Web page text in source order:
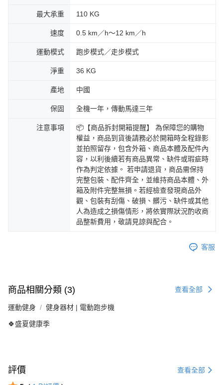
最大承重 110 KG
速度 0.5 km／h～12 km／h
運動模式 跑步模式／走步模式
淨重 36 KG
產地 中國
保固 全機一年，傳動馬達三年
注意事項
📦【商品拆封開箱提醒】 為保障您的購物
權益，商品到貨後請務必於開箱時全程錄影
並拍照留存，包含外箱、商品本體及配件內
容，以利後續若有商品異常、缺件或瑕疵時
作為判定依據。 若申請退貨，商品需保持
完整包裝、配件齊全，並維持商品本體、外
箱及附件完整無損。若經檢查發現商品外
觀、包裝有刮傷、破損、髒污、缺件或其他
人為造成之損傷情形，將依實際狀況酌收商
品整新費用，敬請見諒與配合。
客服
商品相關分類 (3) 查看全部
運動健身 健身器材 | 電動跑步機
🍀盛夏健康季
評價 查看全部